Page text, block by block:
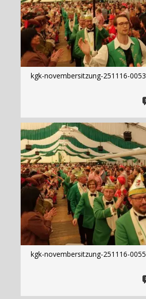
kgk-novembersitzung-251116-0053
kgk-novembersitzung-251116-0055